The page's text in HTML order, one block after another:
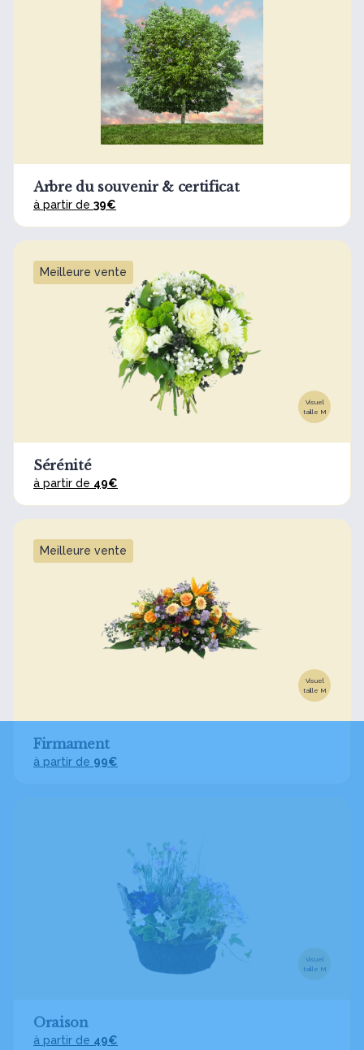
Arbre du souvenir & certificat
à partir de 39€
Meilleure vente
Visuel
taille M
Sérénité
à partir de 49€
Meilleure vente
Visuel
taille M
Firmament
à partir de 99€
Visuel
taille M
Oraison
à partir de 49€